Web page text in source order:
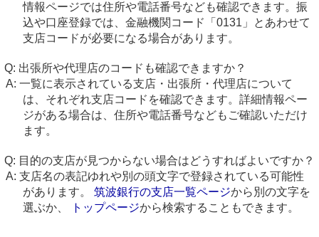
情報ページでは住所や電話番号なども確認できます。振
込や口座登録では、金融機関コード「0131」とあわせて
支店コードが必要になる場合があります。
出張所や代理店のコードも確認できますか？
一覧に表示されている支店・出張所・代理店について
は、それぞれ支店コードを確認できます。詳細情報ペー
ジがある場合は、住所や電話番号などもご確認いただけ
ます。
目的の支店が見つからない場合はどうすればよいですか？
支店名の表記ゆれや別の頭文字で登録されている可能性
があります。 筑波銀行の支店一覧ページから別の文字を
選ぶか、
トップページから検索することもできます。